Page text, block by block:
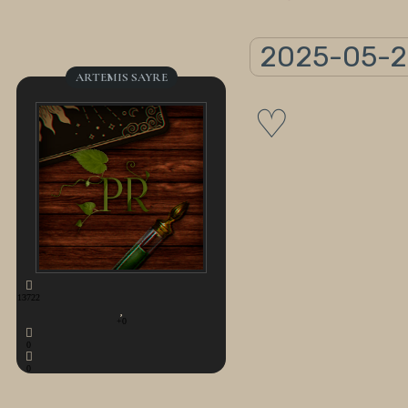
2025-05-
ARTEMIS SAYRE
13722
+0
♡